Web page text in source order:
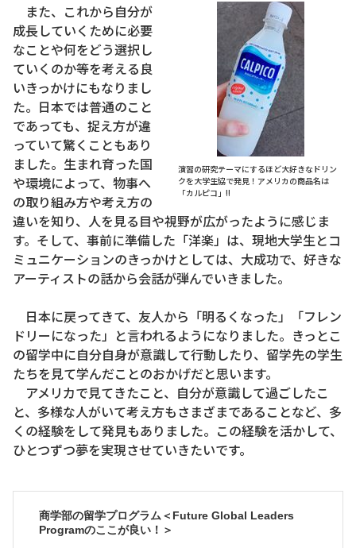
演習の研究テーマにするほど大好きなドリン
クを大学生協で発見！アメリカの商品名は
「カルピコ」!!
また、これから自分が
成長していくために必要
なことや何をどう選択し
ていくのか等を考える良
いきっかけにもなりまし
た。日本では普通のこと
であっても、捉え方が違
っていて驚くこともあり
ました。生まれ育った国
や環境によって、物事へ
の取り組み方や考え方の
違いを知り、人を見る目や視野が広がったように感じま
す。そして、事前に準備した「洋楽」は、現地大学生とコ
ミュニケーションのきっかけとしては、大成功で、好きな
アーティストの話から会話が弾んでいきました。
日本に戻ってきて、友人から「明るくなった」「フレン
ドリーになった」と言われるようになりました。きっとこ
の留学中に自分自身が意識して行動したり、留学先の学生
たちを見て学んだことのおかげだと思います。
アメリカで見てきたこと、自分が意識して過ごしたこ
と、多様な人がいて考え方もさまざまであることなど、多
くの経験をして発見もありました。この経験を活かして、
ひとつずつ夢を実現させていきたいです。
商学部の留学プログラム＜Future Global Leaders
Programのここが良い！＞